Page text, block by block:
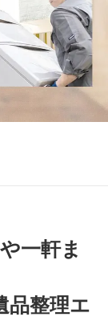
一軒ま
品整理エ